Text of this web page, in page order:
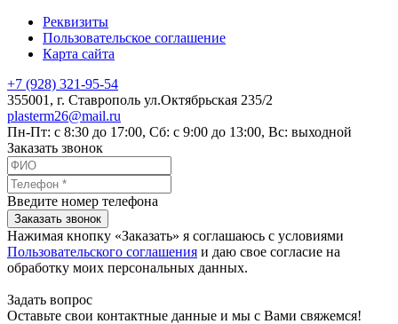
Реквизиты
Пользовательское соглашение
Карта сайта
+7 (928) 321-95-54
355001 , г. Ставрополь ул.Октябрьская 235/2
plasterm26@mail.ru
Пн-Пт: с 8:30 до 17:00, Сб: с 9:00 до 13:00, Вс: выходной
Заказать звонок
Введите номер телефона
Заказать звонок
Нажимая кнопку «Заказать» я соглашаюсь с условиями
Пользовательского соглашения и даю свое согласие на
обработку моих персональных данных.
Задать вопрос
Оставьте свои контактные данные и мы с Вами свяжемся!